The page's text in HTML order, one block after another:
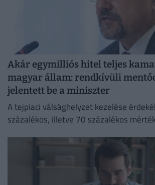
Akár egymilliós hitel teljes
magyar állam: rendkívüli
jelentett be a miniszter
A tejpiaci válsághelyzet kezelése
százalékos, illetve 70 százalékos